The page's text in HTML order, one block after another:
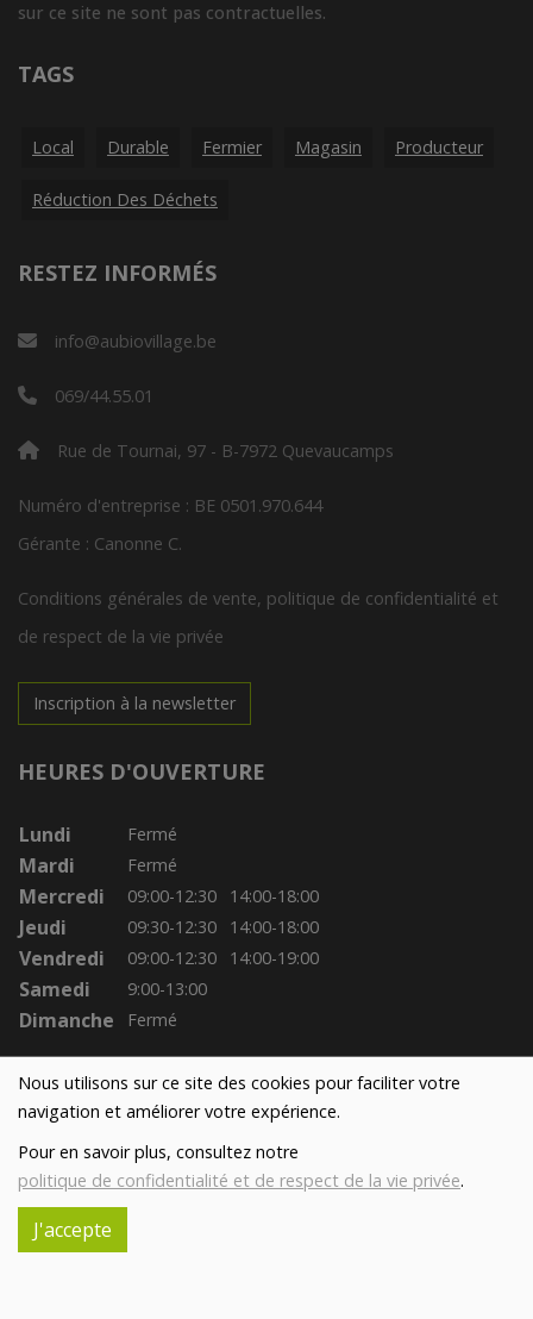
Nous utilisons sur ce site des cookies pour faciliter votre
navigation et améliorer votre expérience.
Pour en savoir plus, consultez notre
politique de confidentialité et de respect de la vie privée.
J'accepte
sur ce site ne sont pas contractuelles.
TAGS
Local Durable Fermier Magasin Producteur
Réduction Des Déchets
RESTEZ INFORMÉS
info@aubiovillage.be
069/44.55.01
Rue de Tournai, 97 - B-7972 Quevaucamps
Numéro d'entreprise : BE 0501.970.644
Gérante : Canonne C.
Conditions générales de vente, politique de confidentialité et
de respect de la vie privée
Inscription à la newsletter
HEURES D'OUVERTURE
Lundi Fermé
Mardi Fermé
Mercredi 09:00-12:30 14:00-18:00
Jeudi 09:30-12:30 14:00-18:00
Vendredi 09:00-12:30 14:00-19:00
Samedi 9:00-13:00
Dimanche Fermé